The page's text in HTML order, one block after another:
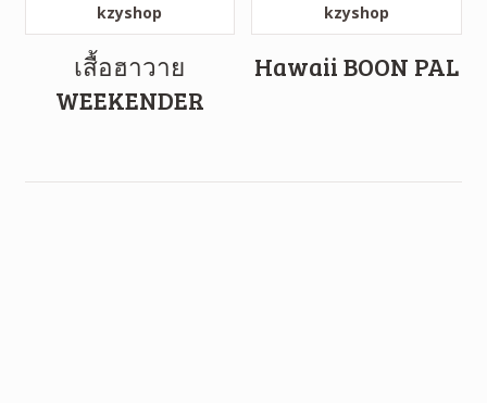
เสื้อฮาวาย
WEEKENDER
Hawaii BOON PAL